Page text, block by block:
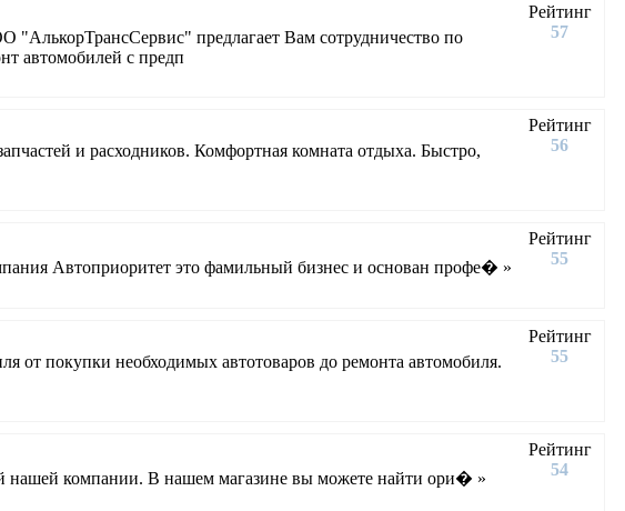
Рейтинг
57
"АлькорТрансСервис" предлагает Вам сотрудничество по
автомобилей с предп
Рейтинг
56
и расходников. Комфортная комната отдыха. Быстро,
Рейтинг
55
Автоприоритет это фамильный бизнес и основан профе� »
Рейтинг
55
от покупки необходимых автотоваров до ремонта автомобиля.
Рейтинг
54
нашей компании. В нашем магазине вы можете найти ори� »